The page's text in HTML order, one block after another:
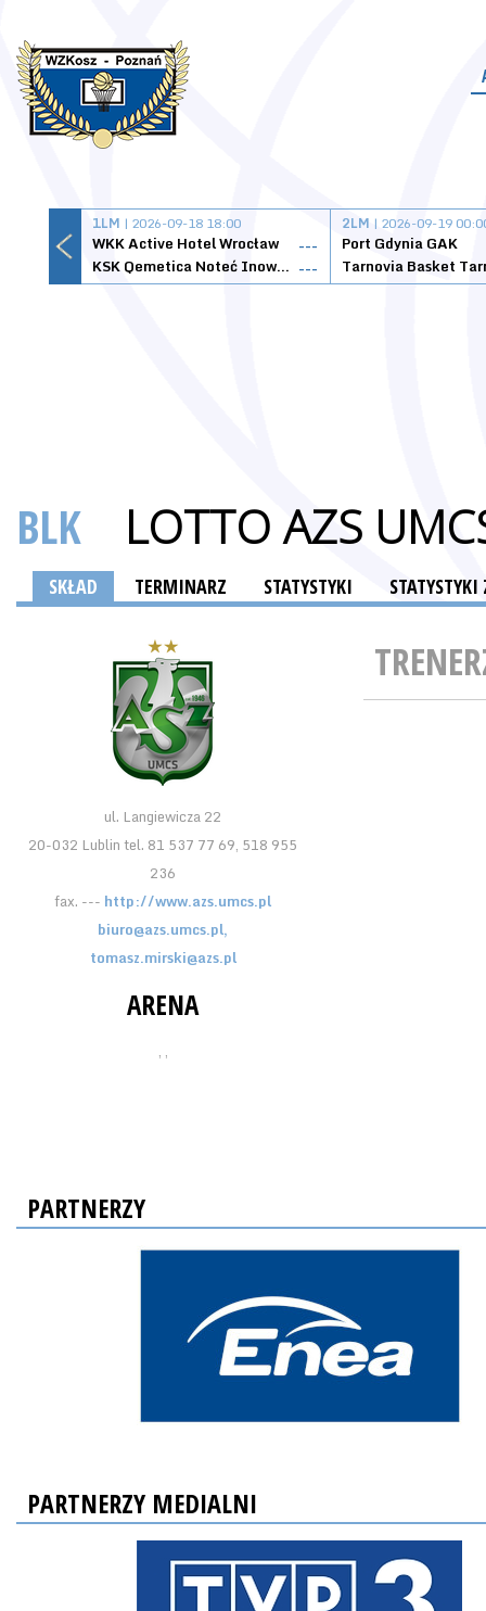
1LM | 2026-09-18 18:00
WKK Active Hotel Wrocław
---
KSK Qemetica Noteć Inowrocław ---
2LM | 2026-09-19
Port Gdynia GAK
BLK LOTTO AZS
SKŁAD TERMINARZ STATYSTYKI
ul. Langiewicza 22
20-032 Lublin tel. 81 537 77 69, 518 955
236
fax. --- http://www.azs.umcs.pl
biuro@azs.umcs.pl,
tomasz.mirski@azs.pl
ARENA
, ,
PARTNERZY
PARTNERZY MEDIALNI